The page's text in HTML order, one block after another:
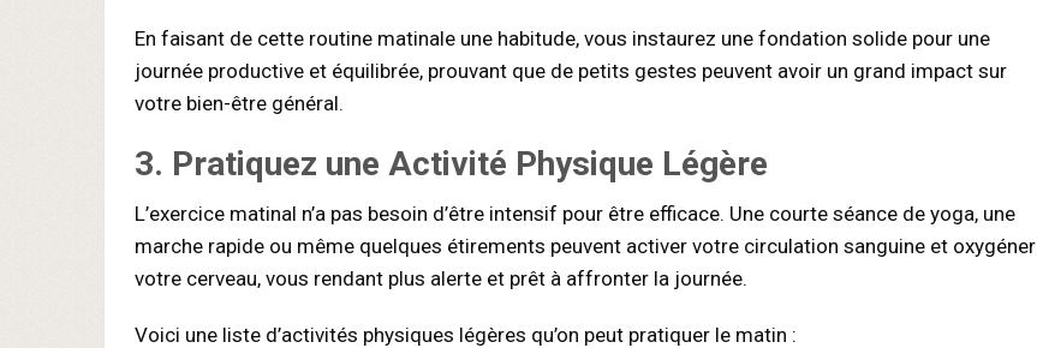
En faisant de cette routine matinale une habitude, vous instaurez une fondation solide pour une
journée productive et équilibrée, prouvant que de petits gestes peuvent avoir un grand impact sur
votre bien-être général.
3. Pratiquez une Activité Physique Légère
L’exercice matinal n’a pas besoin d’être intensif pour être efficace. Une courte séance de yoga, une
marche rapide ou même quelques étirements peuvent activer votre circulation sanguine et oxygéner
votre cerveau, vous rendant plus alerte et prêt à affronter la journée.
Voici une liste d’activités physiques légères qu’on peut pratiquer le matin :